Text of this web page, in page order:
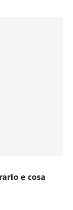
e cosa